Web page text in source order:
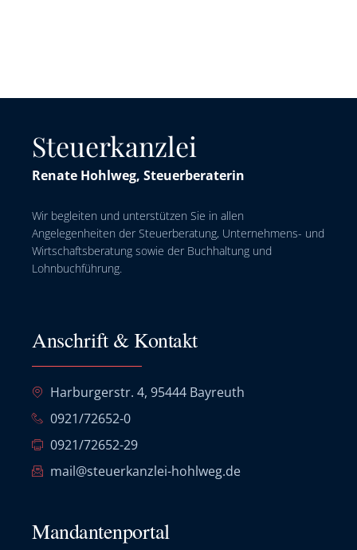
Steuerkanzlei
Renate Hohlweg, Steuerberaterin
Wir begleiten und unterstützen Sie in allen
Angelegenheiten der Steuerberatung, Unternehmens- und
Wirtschaftsberatung sowie der Buchhaltung und
Lohnbuchführung.
Anschrift & Kontakt
Harburgerstr. 4, 95444 Bayreuth
0921/72652-0
0921/72652-29
mail@steuerkanzlei-hohlweg.de
Mandantenportal